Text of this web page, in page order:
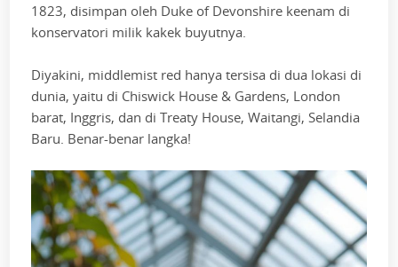
1823, disimpan oleh Duke of Devonshire keenam di
konservatori milik kakek buyutnya.
Diyakini, middlemist red hanya tersisa di dua lokasi di
dunia, yaitu di Chiswick House & Gardens, London
barat, Inggris, dan di Treaty House, Waitangi, Selandia
Baru. Benar-benar langka!